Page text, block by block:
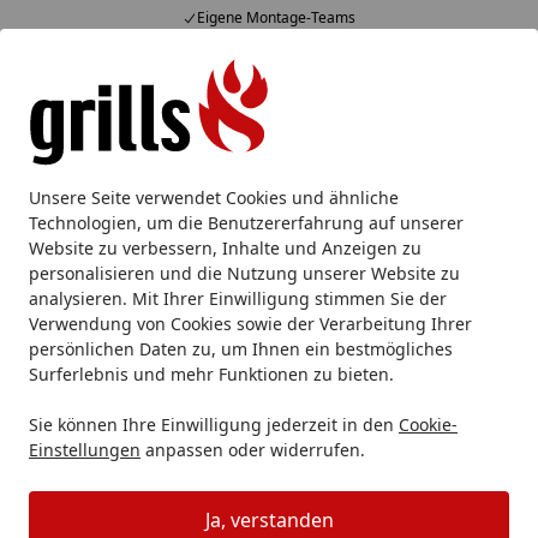
Unsere Seite verwendet Cookies und ähnliche
Technologien, um die Benutzererfahrung auf unserer
Website zu verbessern, Inhalte und Anzeigen zu
personalisieren und die Nutzung unserer Website zu
analysieren. Mit Ihrer Einwilligung stimmen Sie der
Verwendung von Cookies sowie der Verarbeitung Ihrer
persönlichen Daten zu, um Ihnen ein bestmögliches
Surferlebnis und mehr Funktionen zu bieten.
Sie können Ihre Einwilligung jederzeit in den Cookie-
Einstellungen anpassen oder widerrufen.
Ja, verstanden
Kauf auf Rechnung (10 Zahlarten)
Alle Produkte
Mein Konto
Suchen
Startseite
Gasgrill Gasgrillstation Broil King Gasgrill REGAL 490
Broil King Gasgrill REGAL 490